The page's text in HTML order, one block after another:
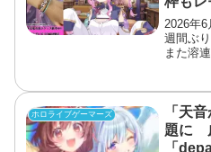
に
2026年
週間ぶ
また溶
だった
ホロライブゲーマーズ
「天
題に
「